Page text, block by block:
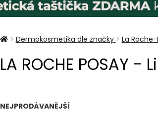
> Dermokosmetika dle značky > La
LA ROCHE POSAY -
NEJPRODÁVANĚJŠÍ